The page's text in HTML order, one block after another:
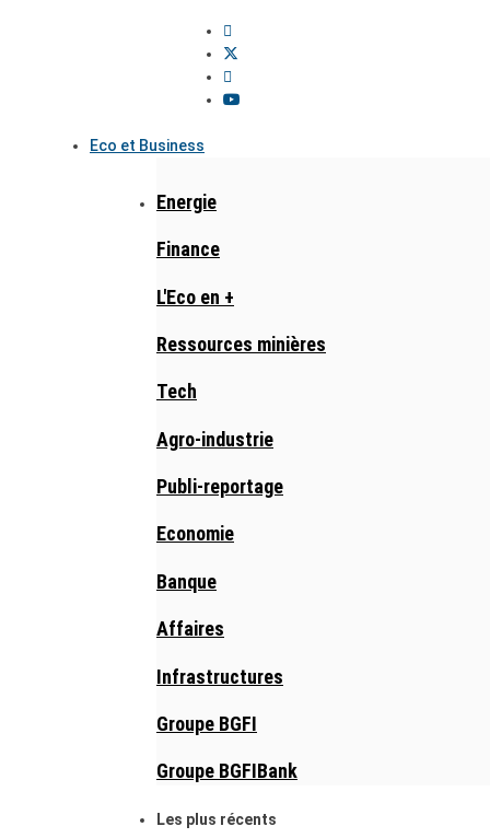
Eco et Business
Energie
Finance
L'Eco en +
Ressources minières
Tech
Agro-industrie
Publi-reportage
Economie
Banque
Affaires
Infrastructures
Groupe BGFI
Groupe BGFIBank
Les plus récents